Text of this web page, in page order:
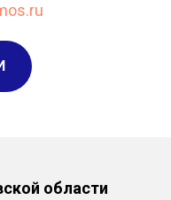
области